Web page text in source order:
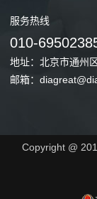
服务热线
010-
地址：北京市通州
邮箱：
Copyright @